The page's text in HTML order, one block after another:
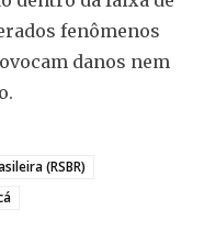
fenômenos
danos nem
(RSBR)